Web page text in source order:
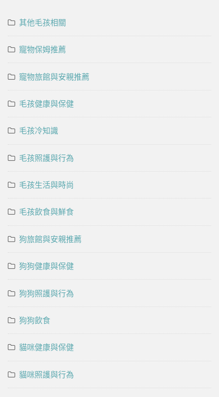
其他毛孩相關
寵物保姆推薦
寵物旅館與安親推薦
毛孩健康與保健
毛孩冷知識
毛孩照護與行為
毛孩生活與時尚
毛孩飲食與鮮食
狗旅館與安親推薦
狗狗健康與保健
狗狗照護與行為
狗狗飲食
貓咪健康與保健
貓咪照護與行為